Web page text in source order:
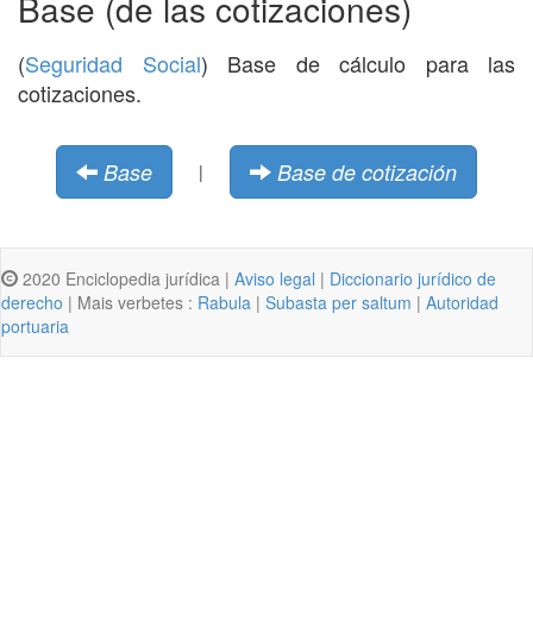
(Seguridad Social) Base de cálculo para las
cotizaciones.
Base | Base de cotización
2020 Enciclopedia jurídica | Aviso legal | Diccionario jurídico de
derecho | Mais verbetes : Rabula | Subasta per saltum | Autoridad
portuaria